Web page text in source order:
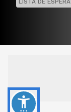
LISTA DE ESPERA